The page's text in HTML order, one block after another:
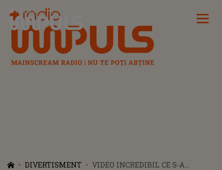
Radio Impuls
DIVERTISMENT
VIDEO INCREDIBIL CE S-A